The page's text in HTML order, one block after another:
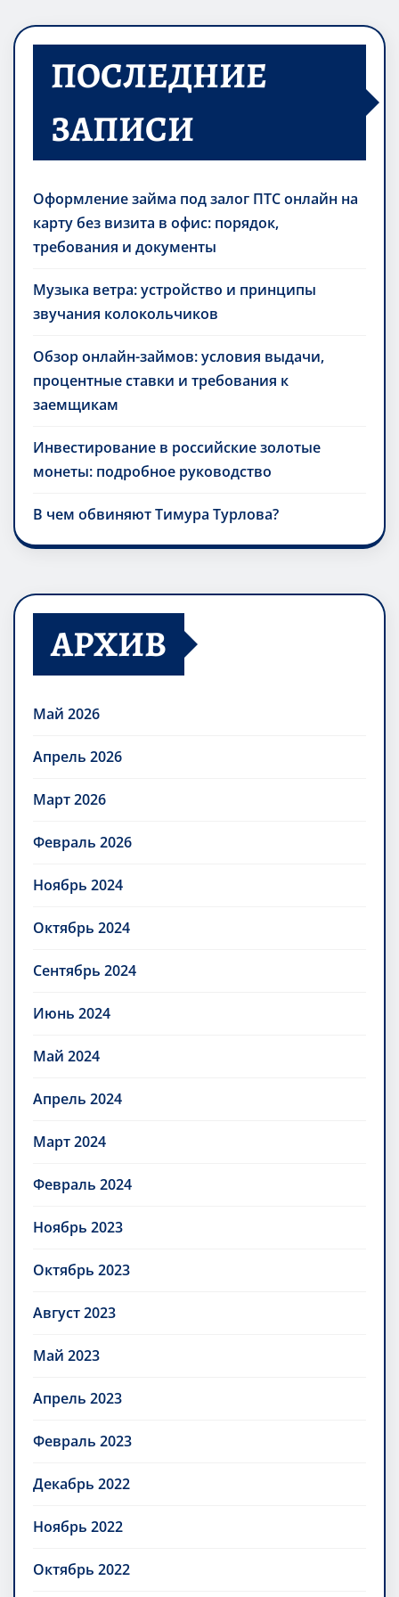
ПОСЛЕДНИЕ
ЗАПИСИ
Оформление займа под залог ПТС онлайн на
карту без визита в офис: порядок,
требования и документы
Музыка ветра: устройство и принципы
звучания колокольчиков
Обзор онлайн-займов: условия выдачи,
процентные ставки и требования к
заемщикам
Инвестирование в российские золотые
монеты: подробное руководство
В чем обвиняют Тимура Турлова?
АРХИВ
Май 2026
Апрель 2026
Март 2026
Февраль 2026
Ноябрь 2024
Октябрь 2024
Сентябрь 2024
Июнь 2024
Май 2024
Апрель 2024
Март 2024
Февраль 2024
Ноябрь 2023
Октябрь 2023
Август 2023
Май 2023
Апрель 2023
Февраль 2023
Декабрь 2022
Ноябрь 2022
Октябрь 2022